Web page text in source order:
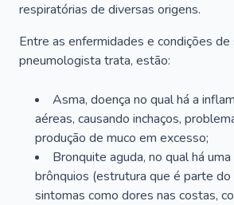
respiratórias de diversas origens.
Entre as enfermidades e condições de
pneumologista trata, estão:
Asma, doença no qual há a
aéreas, causando inchaços,
produção de muco em excesso;
Bronquite aguda, no qual há
brônquios (estrutura que é parte do
sintomas como dores nas costas,